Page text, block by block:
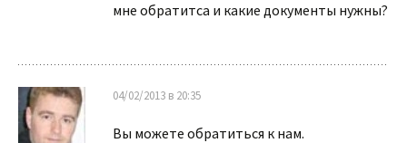
мне обратитса и какие документы нужны?
04/02/2013 в 20:35
Вы можете обратиться к нам.